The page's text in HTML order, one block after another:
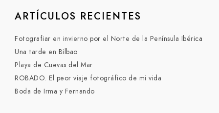
ARTÍCULOS RECIENTES
Fotografiar en invierno por el Norte de la Península Ibérica
Una tarde en Bilbao
Playa de Cuevas del Mar
ROBADO. El peor viaje fotográfico de mi vida
Boda de Irma y Fernando